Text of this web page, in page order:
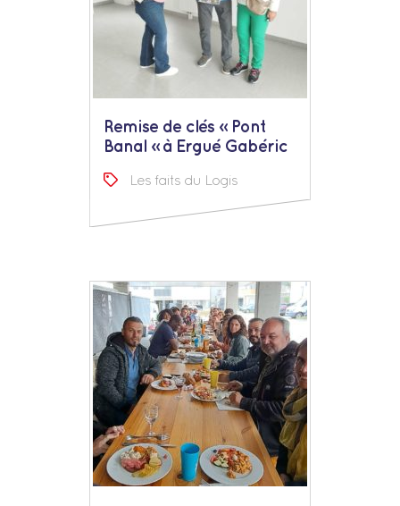
Remise de clés « Pont
Banal » à Ergué Gabéric
Les faits du Logis